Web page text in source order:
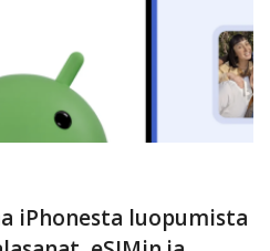
iPhonesta luopumista